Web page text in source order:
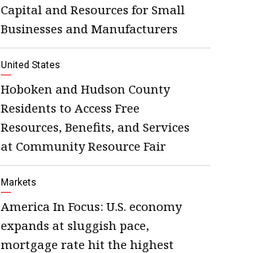
Capital and Resources for Small
Businesses and Manufacturers
United States
Hoboken and Hudson County
Residents to Access Free
Resources, Benefits, and Services
at Community Resource Fair
Markets
America In Focus: U.S. economy
expands at sluggish pace,
mortgage rate hit the highest